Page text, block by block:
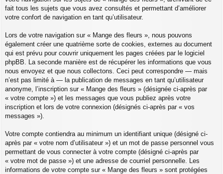
fait tous les sujets que vous avez consultés et permettant d’améliorer
votre confort de navigation en tant qu’utilisateur.
Lors de votre navigation sur « Mange des fleurs », nous pouvons
également créer une quatrième sorte de cookies, externes au document
qui est prévu pour couvrir uniquement les pages créées par le logiciel
phpBB. La seconde manière est de récupérer les informations que vous
nous envoyez et que nous collectons. Ceci peut correspondre — mais
n’est pas limité à — la publication de messages en tant qu’utilisateur
anonyme, l’inscription sur « Mange des fleurs » (désignée ci-après par
« votre compte ») et les messages que vous publiez après votre
inscription et lors de votre connexion (désignés ci-après par « vos
messages »).
Votre compte contiendra au minimum un identifiant unique (désigné ci-
après par « votre nom d’utilisateur ») et un mot de passe personnel vous
permettant de vous connecter à votre compte (désigné ci-après par
« votre mot de passe ») et une adresse de courriel personnelle. Les
informations de votre compte sur « Mange des fleurs » sont protégées